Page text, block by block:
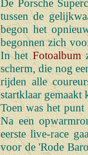
De Porsche
tussen de
begon het
begonnen zich
In hetFotoalbum
scherm, die nog
rijden alle
startklaar gemaakt
Toen was het
Na een
eerste live-race
voor de 'Rode